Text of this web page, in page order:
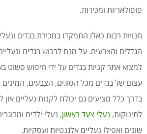
פופולאריות ומכירות.
חנויות רבות כאלו התמקדו במכירת בגדים
הגדלים והצבעים. על מנת לרכוש בגדים
למצוא אתר קניות בגדים על ידי חיפוש פשוט
עצום של בגדים מכל הסוגים, הצבעים, המינים
בדרך כלל מציעים גם יכולת לקנות נעליים און
לתינוקות, נעלי צעד ראשון, נעלי ילדים
שונים ואפילו נעליים אלגנטיות ועסקיות.